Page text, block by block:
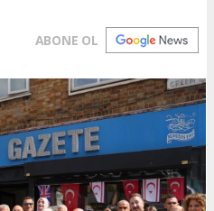
ABONE OL